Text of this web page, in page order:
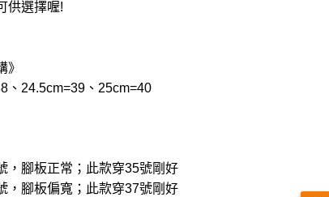
選擇喔!
》
、24.5cm=39、25cm=40
，腳板正常；此款穿35號剛好
，腳板偏寬；此款穿37號剛好